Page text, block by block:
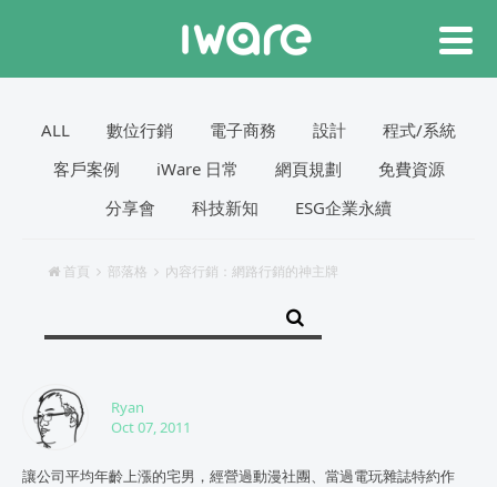
ALL 數位行銷 電子商務 設計
程式/系統
客戶案例
iWare 日常 網頁規劃
免費資源
分享會
科技新知 ESG企業永續
首頁 部落格 內容行銷：網路行銷的神主牌
Ryan
Oct 07, 2011
讓公司平均年齡上漲的宅男，經營過動漫社團、當過電玩雜誌特約作